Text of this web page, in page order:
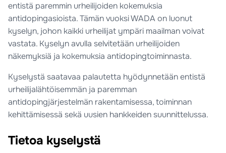
entistä paremmin urheilijoiden kokemuksia
antidopingasioista. Tämän vuoksi WADA on luonut
kyselyn, johon kaikki urheilijat ympäri maailman voivat
vastata. Kyselyn avulla selvitetään urheilijoiden
näkemyksiä ja kokemuksia antidopingtoiminnasta.
Kyselystä saatavaa palautetta hyödynnetään entistä
urheilijalähtöisemmän ja paremman
antidopingjärjestelmän rakentamisessa, toiminnan
kehittämisessä sekä uusien hankkeiden suunnittelussa.
Tietoa kyselystä